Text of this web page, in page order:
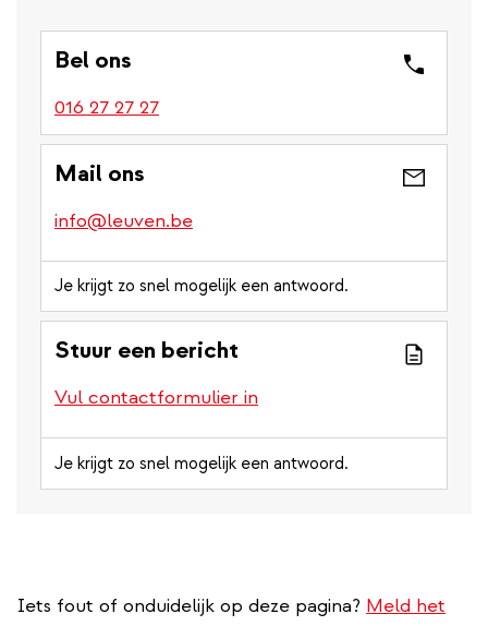
Bel ons
016 27 27 27
Mail ons
info@leuven.be
Je krijgt zo snel mogelijk een antwoord.
Stuur een bericht
Vul contactformulier in
Je krijgt zo snel mogelijk een antwoord.
Iets fout of onduidelijk op deze pagina? Meld het